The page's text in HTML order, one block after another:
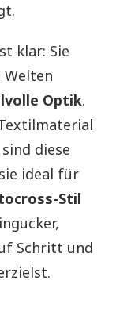
klar: Sie
Welten
Optik.
sind diese
ideal für
Stil
Schritt und